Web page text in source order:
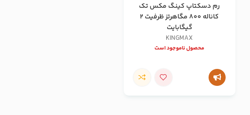
رم دسکتاپ کینگ مکس تک
کاناله 800 مگاهرتز ظرفیت 2
گیگابایت
KINGMAX
محصول ناموجود است